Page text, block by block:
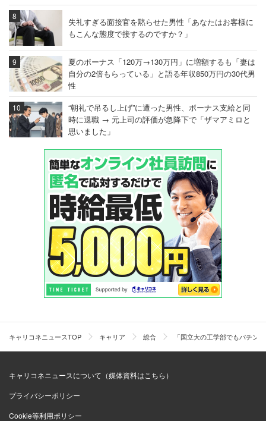
失礼すぎる面接官を黙らせた男性「あなたはお客様に
もこんな態度で接するのですか？」
夏のボーナス「120万→130万円」に増額するも「妻は
自分の2倍もらっている」と語る年収850万円の30代男
性
“朝礼で吊るし上げ”に遭った男性、ボーナス支給と同
時に退職 → 元上司の評価が急降下で「ザマアミロと
思いました」
キャリコネニュースTOP キャリア 総合 「国立大の工学部でもパチン
キャリコネニュースについて（媒体資料はこちら）
プライバシーポリシー
Cookie等利用ポリシー